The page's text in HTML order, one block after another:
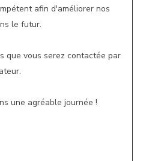
afin d'améliorer nos
le futur.
que vous serez contactée par
une agréable journée !